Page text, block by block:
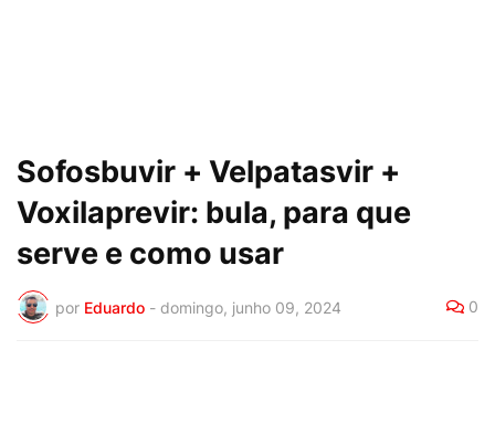
Sofosbuvir + Velpatasvir +
Voxilaprevir: bula, para que
serve e como usar
por Eduardo - domingo, junho 09, 2024 0